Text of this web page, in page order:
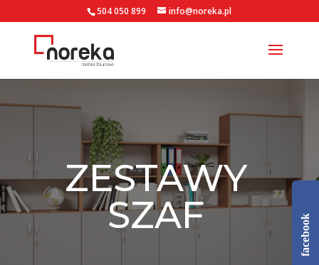
facebook
504 050 899 info@noreka.pl
ZESTAWY
SZAF